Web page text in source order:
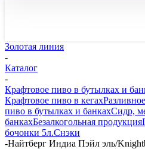
Золотая линия
-
Каталог
-
Крафтовое пиво в бутылках и
Крафтовое пиво в кегах
пиво в бутылках и банкахСидр,
банкахБезалкогольная продукция
бочонки 5л.Снэки
-Найтберг Индиа Пэйл эль/